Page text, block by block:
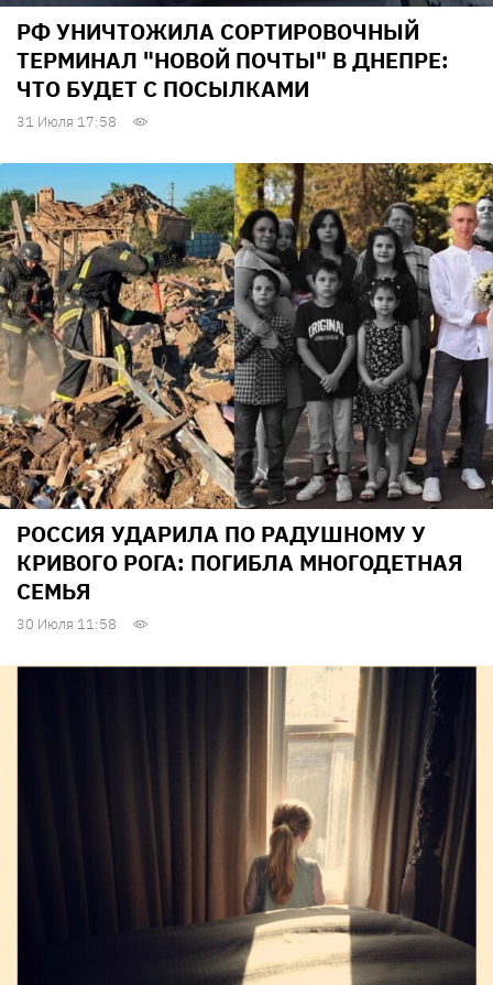
РФ УНИЧТОЖИЛА СОРТИРОВОЧНЫЙ
ТЕРМИНАЛ "НОВОЙ ПОЧТЫ" В ДНЕПРЕ:
ЧТО БУДЕТ С ПОСЫЛКАМИ
31 Июля 17:58
РОССИЯ УДАРИЛА ПО РАДУШНОМУ У
КРИВОГО РОГА: ПОГИБЛА МНОГОДЕТНАЯ
СЕМЬЯ
30 Июля 11:58